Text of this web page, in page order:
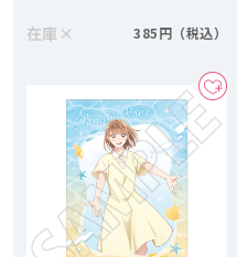
在庫 × 385円